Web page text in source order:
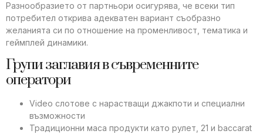
Разнообразието от партньори осигурява, че всеки тип
потребител открива адекватен вариант съобразно
желанията си по отношение на променливост, тематика и
геймплей динамики.
Групи заглавия в съвременните
оператори
Video слотове с нарастващи джакпоти и специални
възможности
Традиционни маса продукти като рулет, 21 и baccarat